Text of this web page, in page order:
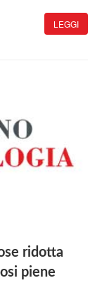
LEGGI
ridotta
piene